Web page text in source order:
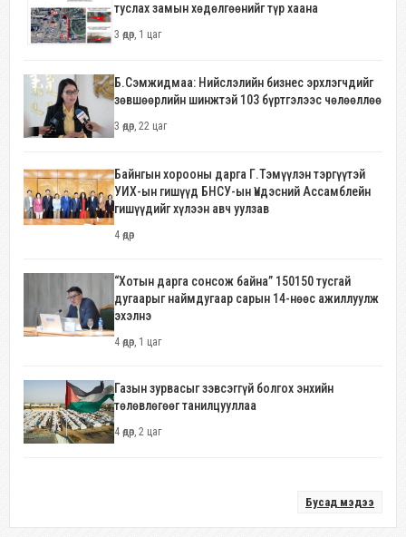
туслах замын хөдөлгөөнийг түр хаана
3 өдөр, 1 цаг
Б.Сэмжидмаа: Нийслэлийн бизнес эрхлэгчдийг
зөвшөөрлийн шинжтэй 103 бүртгэлээс чөлөөллөө
3 өдөр, 22 цаг
Байнгын хорооны дарга Г.Тэмүүлэн тэргүүтэй
УИХ-ын гишүүд БНСУ-ын Үндэсний Ассамблейн
гишүүдийг хүлээн авч уулзав
4 өдөр
“Хотын дарга сонсож байна” 150150 тусгай
дугаарыг наймдугаар сарын 14-нөөс ажиллуулж
эхэлнэ
4 өдөр, 1 цаг
Газын зурвасыг зэвсэггүй болгох энхийн
төлөвлөгөөг танилцууллаа
4 өдөр, 2 цаг
Бусад мэдээ